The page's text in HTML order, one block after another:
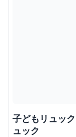
子どもリュッ
ュック